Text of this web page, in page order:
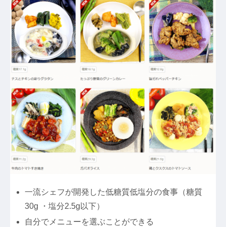
一流シェフが開発した低糖質低塩分の食事（糖質
30g ・塩分2.5g以下）
自分でメニューを選ぶことができる